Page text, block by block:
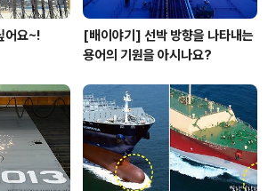
어요~!
[배이야기] 선박 방향을 나타내는
용어의 기원을 아시나요?